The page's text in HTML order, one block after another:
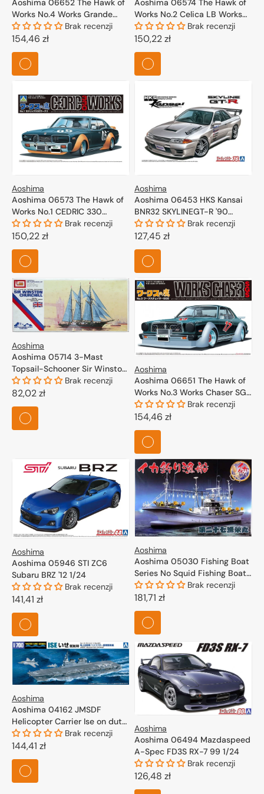
Aoshima 06652 The Hawk of
Works No.4 Works Grande
mark II 1/24
Brak recenzji
Cena
regularna
154,46 zł
Aoshima 06574 The Hawk of
Works No.2 Celica LB Works
1/24
Brak recenzji
Cena
regularna
150,22 zł
Aoshima
Aoshima 06573 The Hawk of
Works No.1 CEDRIC 330
WORKS 1/24 Brak recenzji
Cena
regularna
150,22 zł
Aoshima
Aoshima 06453 HKS Kansai
BNR32 SKYLINEGT-R '90
(NISSAN) 1/24 Brak recenzji
Cena
regularna
127,45 zł
Aoshima
Aoshima 05714 3-Mast
Topsail-Schooner Sir Winston
Churchill 1/350Brak recenzji
Cena
regularna
82,02 zł
Aoshima
Aoshima 06651 The Hawk of
Works No.3 Works Chaser SGS
1/24
Brak recenzji
Cena
regularna
154,46 zł
Aoshima
Aoshima 05946 STI ZC6
Subaru BRZ '12 1/24
Brak recenzji
Cena
regularna
141,41 zł
Aoshima
Aoshima 05030 Fishing Boat
Series No Squid Fishing Boat
1/64
Brak recenzji
Cena
regularna
181,71 zł
Aoshima
Aoshima 04162 JMSDF
Helicopter Carrier Ise on duty
1/700
Brak recenzji
Cena
regularna
144,41 zł
Aoshima
Aoshima 06494 Mazdaspeed
A-Spec FD3S RX-7 99 1/24
Brak recenzji
Cena
regularna
126,48 zł